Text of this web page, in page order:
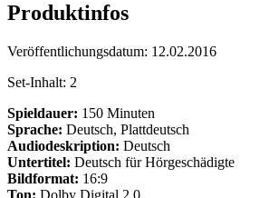
Produktinfos
Veröffentlichungsdatum: 12.02.2016
Set-Inhalt: 2
Spieldauer: 150 Minuten
Sprache: Deutsch, Plattdeutsch
Audiodeskription: Deutsch
Untertitel: Deutsch für Hörgeschädigte
Bildformat: 16:9